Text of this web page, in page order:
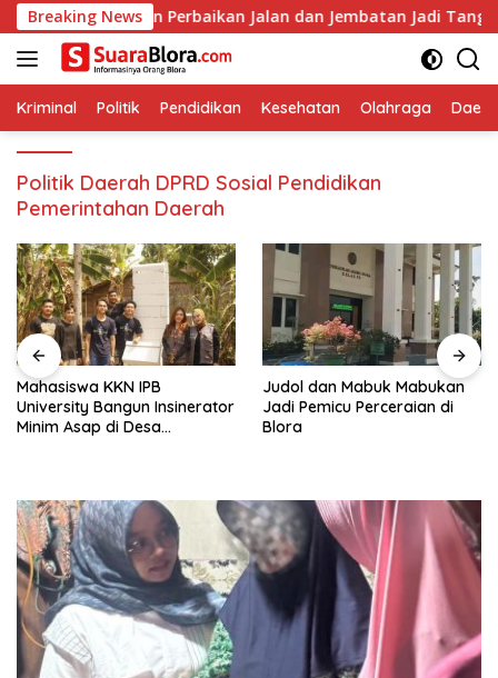
Langsung
ke
konten
Breaking News
Pastikan Perbaikan Jalan dan Jembatan Jadi Tanggung
Kriminal Politik Pendidikan Kesehatan Olahraga
Politik Daerah DPRD Sosial Pendidikan
Pemerintahan Daerah
Mahasiswa KKN IPB
University Bangun Insinerator
Minim Asap di Desa
Judol dan Mabuk Mabukan
Jadi Pemicu Perceraian di
Blora